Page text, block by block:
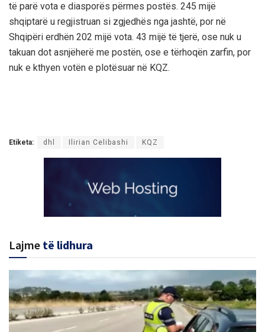
të parë vota e diasporës përmes postës. 245 mijë
shqiptarë u regjistruan si zgjedhës nga jashtë, por në
Shqipëri erdhën 202 mijë vota. 43 mijë të tjerë, ose nuk u
takuan dot asnjëherë me postën, ose e tërhoqën zarfin, por
nuk e kthyen votën e plotësuar në KQZ.
Etiketa: dhl Ilirian Celibashi KQZ
Lajme të lidhura